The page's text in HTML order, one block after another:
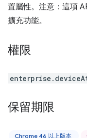
置屬性。注意：這項
擴充功能。
權限
保留期限
Chrome 46 以上版本